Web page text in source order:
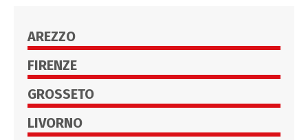
AREZZO
FIRENZE
GROSSETO
LIVORNO